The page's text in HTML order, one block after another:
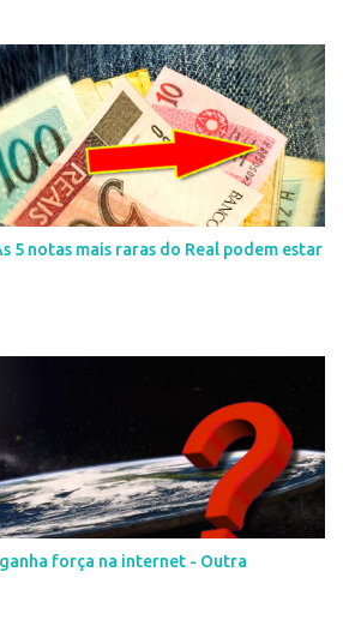
5 notas mais raras do Real podem estar
força na internet - Outra